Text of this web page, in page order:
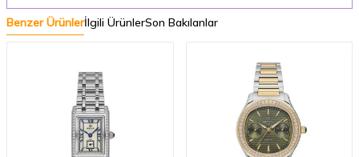
Benzer Ürünlerİlgili ÜrünlerSon Bakılanlar